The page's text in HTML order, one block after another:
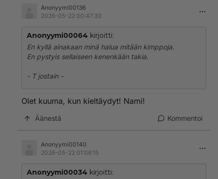
Anonyymi00136
2026-05-22 00:47:33
Anonyymi00064 kirjoitti:
En kyllä ainakaan minä halua mitään kimppoja.
En pystyis sellaiseen kenenkään takia.
- T jostain -
Olet kuuma, kun kieltäydyt! Nami!
Äänestä Kommentoi
Anonyymi00140
2026-05-22 01:06:15
Anonyymi00034 kirjoitti: